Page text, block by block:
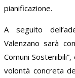
pianificazione.
A seguito
Valenzano sarà
Comuni
volontà concreta